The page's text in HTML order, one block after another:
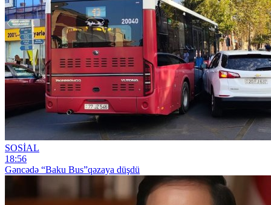
SOSİAL
18:56
Gəncədə “Baku Bus”qəzaya düşdü